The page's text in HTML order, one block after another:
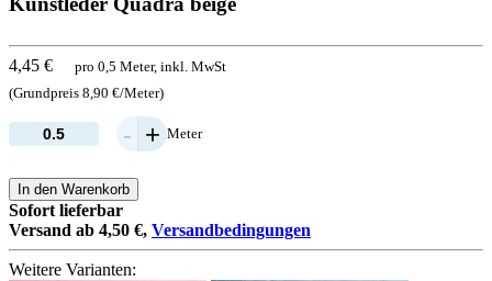
4,45 €
pro 0,5 Meter, inkl. MwSt
(Grundpreis 8,90 €/Meter)
- + Meter
In den Warenkorb
Sofort lieferbar
Versand ab 4,50 €, Versandbedingungen
Weitere Varianten: